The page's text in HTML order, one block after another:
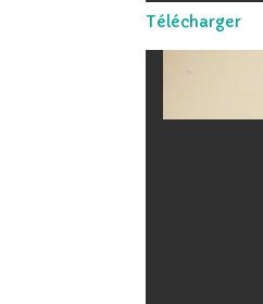
Télécharger